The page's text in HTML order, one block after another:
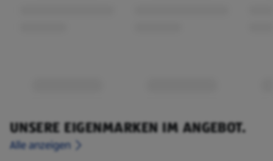
UNSERE EIGENMARKEN IM ANGEBOT.
Alle anzeigen